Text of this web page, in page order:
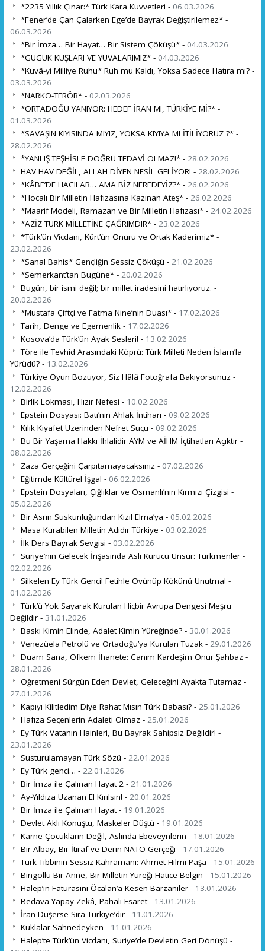
*2235 Yıllık Çınar:* Türk Kara Kuvvetleri - 06.03.2026
*Fener’de Çan Çalarken Ege’de Bayrak Değiştirilemez* -
06.03.2026
*Bir İmza… Bir Hayat… Bir Sistem Çöküşü* - 04.03.2026
*GUGUK KUŞLARI VE YUVALARIMIZ* - 04.03.2026
*Kuvâ-yi Milliye Ruhu* Ruh mu Kaldı, Yoksa Sadece Hatıra mı? -
03.03.2026
*NARKO-TERÖR* - 02.03.2026
*ORTADOĞU YANIYOR: HEDEF İRAN MI, TÜRKİYE Mİ?* -
01.03.2026
*SAVAŞIN KIYISINDA MIYIZ, YOKSA KIYIYA MI İTİLİYORUZ ?* -
28.02.2026
*YANLIŞ TEŞHİSLE DOĞRU TEDAVİ OLMAZ!* - 28.02.2026
HAV HAV DEĞİL, ALLAH DİYEN NESİL GELİYOR! - 28.02.2026
*KÂBE’DE HACILAR… AMA BİZ NEREDEYİZ?* - 26.02.2026
*Hocalı Bir Milletin Hafızasına Kazınan Ateş* - 26.02.2026
*Maarif Modeli, Ramazan ve Bir Milletin Hafızası* - 24.02.2026
*AZİZ TÜRK MİLLETİNE ÇAĞRIMDIR* - 23.02.2026
*Türk’ün Vicdanı, Kürt’ün Onuru ve Ortak Kaderimiz* -
23.02.2026
*Sanal Bahis* Gençliğin Sessiz Çöküşü - 21.02.2026
*Semerkant’tan Bugüne* - 20.02.2026
Bugün, bir ismi değil; bir millet iradesini hatırlıyoruz. -
20.02.2026
*Mustafa Çiftçi ve Fatma Nine’nin Duası* - 17.02.2026
Tarih, Denge ve Egemenlik - 17.02.2026
Kosova’da Türk’ün Ayak Sesleri! - 13.02.2026
Töre ile Tevhid Arasındaki Köprü: Türk Milleti Neden İslam’la
Yürüdü? - 13.02.2026
Türkiye Oyun Bozuyor, Siz Hâlâ Fotoğrafa Bakıyorsunuz -
12.02.2026
Birlik Lokması, Hızır Nefesi - 10.02.2026
Epstein Dosyası: Batı’nın Ahlak İntiharı - 09.02.2026
Kılık Kıyafet Üzerinden Nefret Suçu - 09.02.2026
Bu Bir Yaşama Hakkı İhlalidir AYM ve AİHM İçtihatları Açıktır -
08.02.2026
Zaza Gerçeğini Çarpıtamayacaksınız - 07.02.2026
Eğitimde Kültürel İşgal - 06.02.2026
Epstein Dosyaları, Çığlıklar ve Osmanlı’nın Kırmızı Çizgisi -
05.02.2026
Bir Asrın Suskunluğundan Kızıl Elma’ya - 05.02.2026
Masa Kurabilen Milletin Adıdır Türkiye - 03.02.2026
İlk Ders Bayrak Sevgisi - 03.02.2026
Suriye’nin Gelecek İnşasında Asli Kurucu Unsur: Türkmenler -
02.02.2026
Silkelen Ey Türk Genci! Fetihle Övünüp Kökünü Unutma! -
01.02.2026
Türk’ü Yok Sayarak Kurulan Hiçbir Avrupa Dengesi Meşru
Değildir - 31.01.2026
Baskı Kimin Elinde, Adalet Kimin Yüreğinde? - 30.01.2026
Venezüela Petrolü ve Ortadoğu’ya Kurulan Tuzak - 29.01.2026
Duam Sana, Öfkem İhanete: Canım Kardeşim Onur Şahbaz -
28.01.2026
Öğretmeni Sürgün Eden Devlet, Geleceğini Ayakta Tutamaz -
27.01.2026
Kapıyı Kilitledim Diye Rahat Mısın Türk Babası? - 25.01.2026
Hafıza Seçenlerin Adaleti Olmaz - 25.01.2026
Ey Türk Vatanın Hainleri, Bu Bayrak Sahipsiz Değildir! -
23.01.2026
Susturulamayan Türk Sözü - 22.01.2026
Ey Türk genci… - 22.01.2026
Bir İmza ile Çalınan Hayat 2 - 21.01.2026
Ay-Yıldıza Uzanan El Kırılsın! - 20.01.2026
Bir İmza ile Çalınan Hayat - 19.01.2026
Devlet Aklı Konuştu, Maskeler Düştü - 19.01.2026
Karne Çocukların Değil, Aslında Ebeveynlerin - 18.01.2026
Bir Albay, Bir İtiraf ve Derin NATO Gerçeği - 17.01.2026
Türk Tıbbının Sessiz Kahramanı: Ahmet Hilmi Paşa - 15.01.2026
Bingöllü Bir Anne, Bir Milletin Yüreği Hatice Belgin - 15.01.2026
Halep’in Faturasını Öcalan’a Kesen Barzaniler - 13.01.2026
Bedava Yapay Zekâ, Pahalı Esaret - 13.01.2026
İran Düşerse Sıra Türkiye’dir - 11.01.2026
Kuklalar Sahnedeyken - 11.01.2026
Halep’te Türk’ün Vicdanı, Suriye’de Devletin Geri Dönüşü -